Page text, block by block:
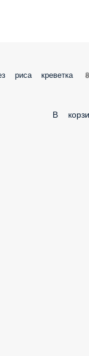
риса креветка
В